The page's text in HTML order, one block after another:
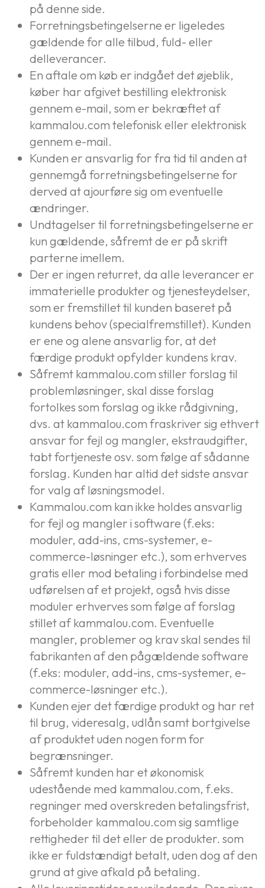
på denne side.
Forretningsbetingelserne er ligeledes
gældende for alle tilbud, fuld- eller
delleverancer.
En aftale om køb er indgået det øjeblik,
køber har afgivet bestilling elektronisk
gennem e-mail, som er bekræftet af
kammalou.com telefonisk eller elektronisk
gennem e-mail.
Kunden er ansvarlig for fra tid til anden at
gennemgå forretningsbetingelserne for
derved at ajourføre sig om eventuelle
ændringer.
Undtagelser til forretningsbetingelserne er
kun gældende, såfremt de er på skrift
parterne imellem.
Der er ingen returret, da alle leverancer er
immaterielle produkter og tjenesteydelser,
som er fremstillet til kunden baseret på
kundens behov (specialfremstillet). Kunden
er ene og alene ansvarlig for, at det
færdige produkt opfylder kundens krav.
Såfremt kammalou.com stiller forslag til
problemløsninger, skal disse forslag
fortolkes som forslag og ikke rådgivning,
dvs. at kammalou.com fraskriver sig ethvert
ansvar for fejl og mangler, ekstraudgifter,
tabt fortjeneste osv. som følge af sådanne
forslag. Kunden har altid det sidste ansvar
for valg af løsningsmodel.
Kammalou.com kan ikke holdes ansvarlig
for fejl og mangler i software (f.eks:
moduler, add-ins, cms-systemer, e-
commerce-løsninger etc.), som erhverves
gratis eller mod betaling i forbindelse med
udførelsen af et projekt, også hvis disse
moduler erhverves som følge af forslag
stillet af kammalou.com. Eventuelle
mangler, problemer og krav skal sendes til
fabrikanten af den pågældende software
(f.eks: moduler, add-ins, cms-systemer, e-
commerce-løsninger etc.).
Kunden ejer det færdige produkt og har ret
til brug, videresalg, udlån samt bortgivelse
af produktet uden nogen form for
begrænsninger.
Såfremt kunden har et økonomisk
udestående med kammalou.com, f.eks.
regninger med overskreden betalingsfrist,
forbeholder kammalou.com sig samtlige
rettigheder til det eller de produkter. som
ikke er fuldstændigt betalt, uden dog af den
grund at give afkald på betaling.